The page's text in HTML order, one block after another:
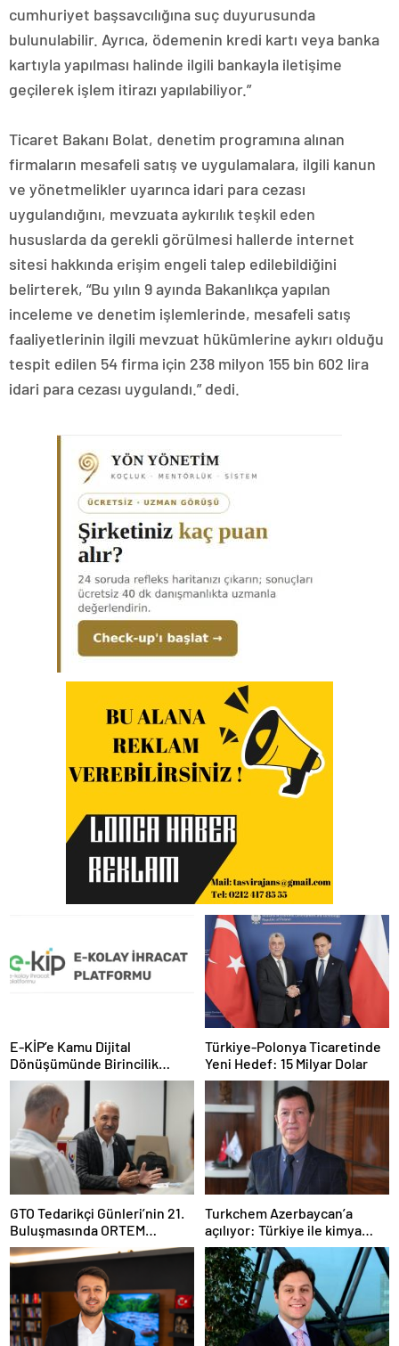
cumhuriyet başsavcılığına suç duyurusunda
bulunulabilir. Ayrıca, ödemenin kredi kartı veya banka
kartıyla yapılması halinde ilgili bankayla iletişime
geçilerek işlem itirazı yapılabiliyor.”
Ticaret Bakanı Bolat, denetim programına alınan
firmaların mesafeli satış ve uygulamalara, ilgili kanun
ve yönetmelikler uyarınca idari para cezası
uygulandığını, mevzuata aykırılık teşkil eden
hususlarda da gerekli görülmesi hallerde internet
sitesi hakkında erişim engeli talep edilebildiğini
belirterek, “Bu yılın 9 ayında Bakanlıkça yapılan
inceleme ve denetim işlemlerinde, mesafeli satış
faaliyetlerinin ilgili mevzuat hükümlerine aykırı olduğu
tespit edilen 54 firma için 238 milyon 155 bin 602 lira
idari para cezası uygulandı.” dedi.
E-KİP’e Kamu Dijital
Dönüşümünde Birincilik
Ödülü
Türkiye-Polonya Ticaretinde
Yeni Hedef: 15 Milyar Dolar
GTO Tedarikçi Günleri’nin 21.
Buluşmasında ORTEM
Elektronik Tedarikçi
Adaylarıyla Buluştu
Turkchem Azerbaycan’a
açılıyor: Türkiye ile kimya
ticaretinde yeni dönem